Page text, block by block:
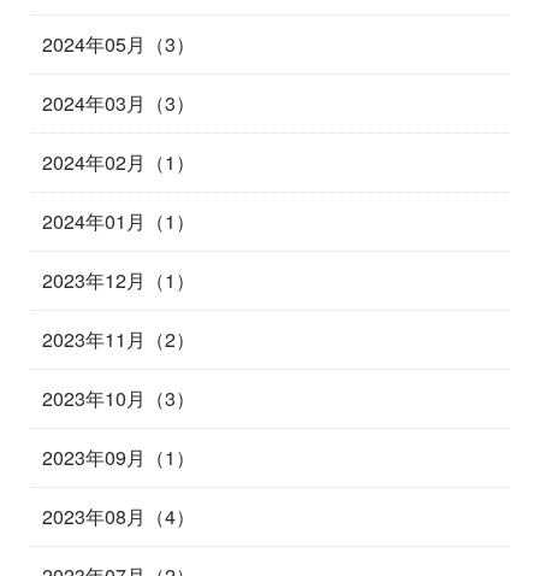
2024年05月（3）
2024年03月（3）
2024年02月（1）
2024年01月（1）
2023年12月（1）
2023年11月（2）
2023年10月（3）
2023年09月（1）
2023年08月（4）